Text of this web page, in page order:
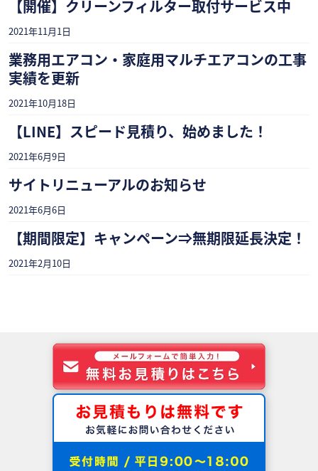
【開催】クリーンフィルター取付サービス中
2021年11月1日
業務用エアコン・家庭用マルチエアコンの工事
実績を更新
2021年10月18日
【LINE】スピード見積り、始めました！
2021年6月9日
サイトリニューアルのお知らせ
2021年6月6日
【期間限定】キャンペーン⇒無期限延長決定！
2021年2月10日